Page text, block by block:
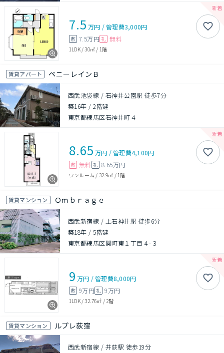
7.5 万円 /管理費3,000円
敷 7.5万円 礼 無料
1LDK/30㎡ / 1階
賃貸アパート ペニーレインＢ
西武池袋線 / 石神井公園駅 徒歩7分
築16年 /2階建
東京都練馬区石神井町４
8.65 万円 /管理費4,100円
敷 無料 礼 8.65万円
ワンルーム / 32.9㎡ / 1階
賃貸マンション Ｏｍｂｒａｇｅ
西武新宿線 / 上石神井駅 徒歩6分
築18年 /5階建
東京都練馬区関町東１丁目４-３
9 万円 /管理費8,000円
敷 9万円礼 9万円
1LDK/32.76㎡ / 2階
賃貸マンション ルプレ荻窪
西武新宿線 / 井荻駅 徒歩19分